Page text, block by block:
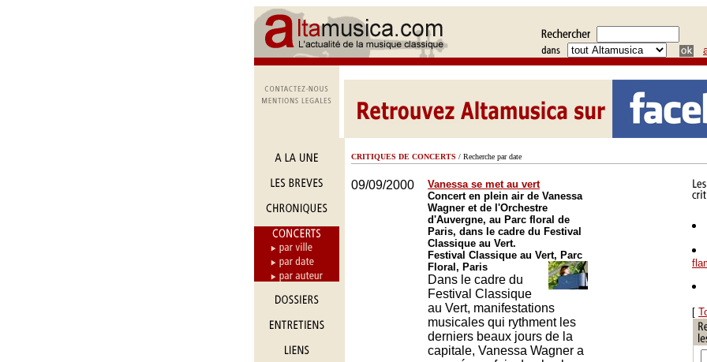
CRITIQUES DE CONCERTS / Recherche par date
09/09/2000
Vanessa se met au vert
Concert en plein air de Vanessa
Wagner et de l'Orchestre
d'Auvergne, au Parc floral de
Paris, dans le cadre du Festival
Classique au Vert.
Festival Classique au Vert, Parc
Floral, Paris
Dans le cadre du
Festival Classique
au Vert, manifestations
musicales qui rythment les
derniers beaux jours de la
capitale, Vanessa Wagner a
[